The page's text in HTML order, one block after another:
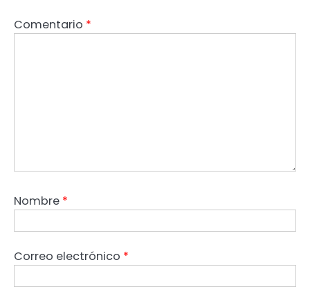
Comentario *
Nombre *
Correo electrónico *